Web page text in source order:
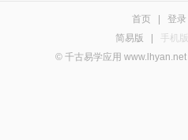
首页 登录
简易版
手机版
© 千古易学应用 www.lhyan.net